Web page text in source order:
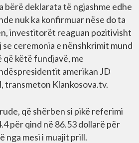
bërë deklarata të ngjashme edhe
nuk ka konfirmuar nëse do ta
investitorët reaguan pozitivisht
ceremonia e nënshkrimit mund
këtë fundjavë, me
amerikan JD
transmeton Klankosova.tv.
që shërben si pikë referimi
për qind në 86.53 dollarë për
nga mesi i muajit prill.